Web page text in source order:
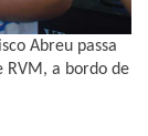
Abreu passa
RVM, a bordo de